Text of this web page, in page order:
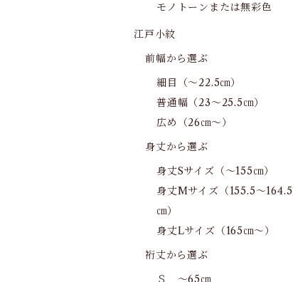
モノトーンまたは無彩色
江戸小紋
前幅から選ぶ
細目（～22.5㎝）
普通幅（23～25.5㎝）
広め（26㎝～）
身丈から選ぶ
身丈Sサイズ（～155㎝）
身丈Mサイズ（155.5～164.5
㎝）
身丈Lサイズ（165㎝～）
裄丈から選ぶ
Ｓ ～65㎝